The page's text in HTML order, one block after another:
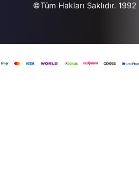
©Tüm Hakları Saklıdır.